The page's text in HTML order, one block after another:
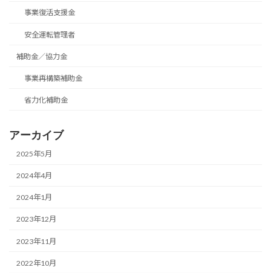
事業復活支援金
安全運転管理者
補助金／協力金
事業再構築補助金
省力化補助金
アーカイブ
2025年5月
2024年4月
2024年1月
2023年12月
2023年11月
2022年10月